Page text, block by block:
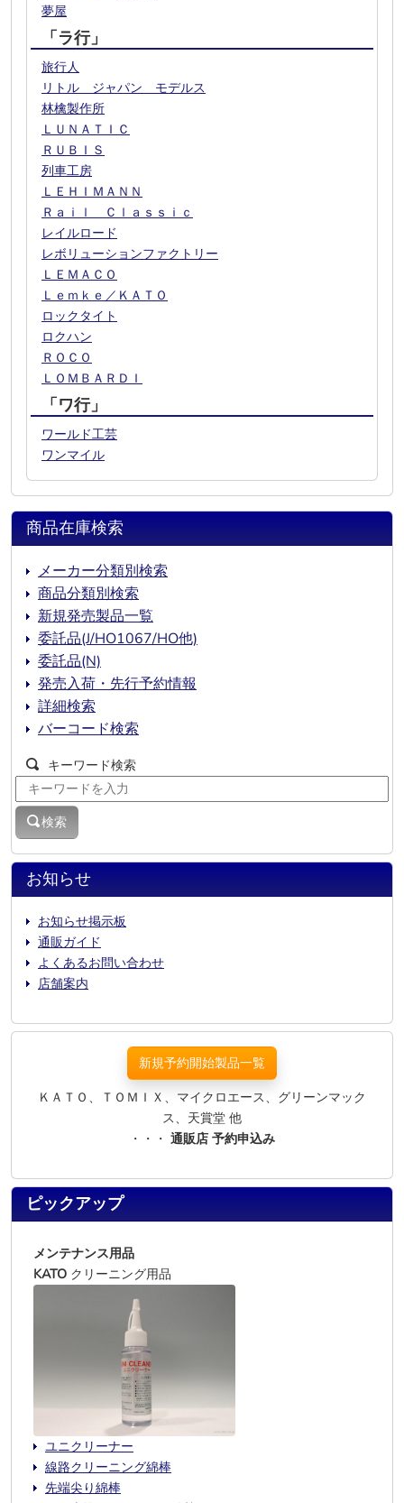
夢屋
「ラ行」
旅行人
リトル ジャパン モデルス
林檎製作所
ＬＵＮＡＴＩＣ
ＲＵＢＩＳ
列車工房
ＬＥＨＩＭＡＮＮ
Ｒａｉｌ Ｃｌａｓｓｉｃ
レイルロード
レボリューションファクトリー
ＬＥＭＡＣＯ
Ｌｅｍｋｅ／ＫＡＴＯ
ロックタイト
ロクハン
ＲＯＣＯ
ＬＯＭＢＡＲＤＩ
「ワ行」
ワールド工芸
ワンマイル
お知らせ
お知らせ掲示板
通販ガイド
よくあるお問い合わせ
店舗案内
商品在庫検索
メーカー分類別検索
商品分類別検索
新規発売製品一覧
委託品(J/HO1067/HO他)
委託品(N)
発売入荷・先行予約情報
詳細検索
バーコード検索
キーワード検索
検索
新規予約開始製品一覧
ＫＡＴＯ、ＴＯＭＩＸ、マイクロエース、グリーンマック
ス、天賞堂 他
・・・ 通販店 予約申込み
ピックアップ
メンテナンス用品
KATO クリーニング用品
ユニクリーナー
線路クリーニング綿棒
先端尖り綿棒